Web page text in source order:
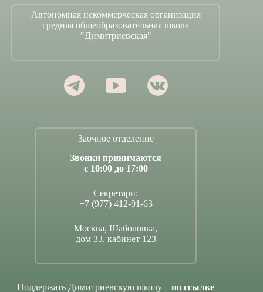
Автономная некоммерческая организация
средняя общеобразовательная школа
"Димитриевская"
Заочное отделение
Звонки принимаются
с 10:00 до 17:00
Секретари:
+7 (977) 412-91-63
Москва, Шаболовка,
дом 33, кабинет 123
Поддержать Димитриевскую школу –по ссылке